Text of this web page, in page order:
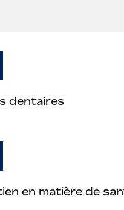
dentaires
en matière de